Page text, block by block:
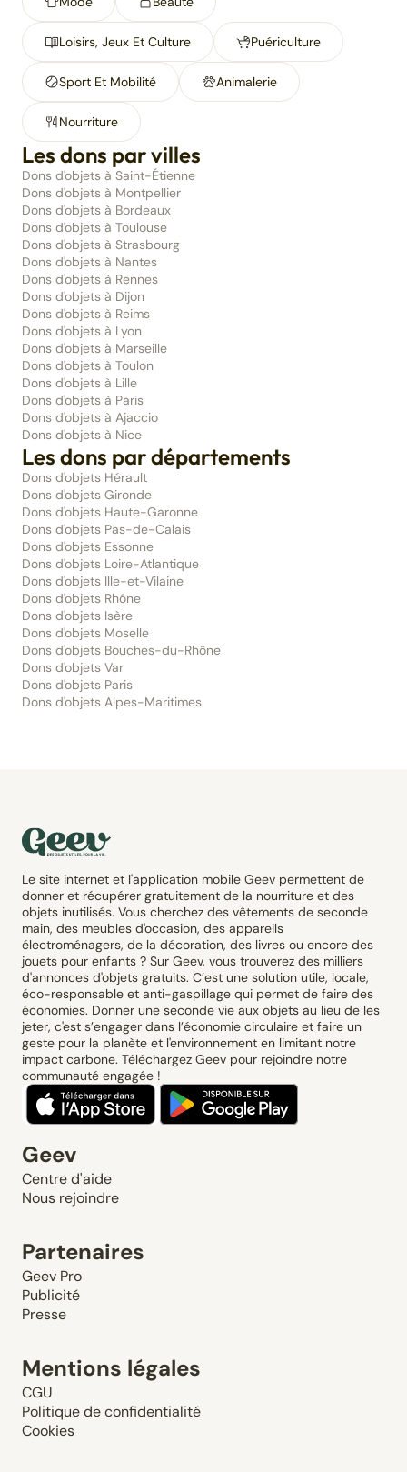
Loisirs, Jeux Et Culture Puériculture
Sport Et Mobilité Animalerie
Nourriture
Les dons par villes
Dons d'objets à Saint-Étienne
Dons d'objets à Montpellier
Dons d'objets à Bordeaux
Dons d'objets à Toulouse
Dons d'objets à Strasbourg
Dons d'objets à Nantes
Dons d'objets à Rennes
Dons d'objets à Dijon
Dons d'objets à Reims
Dons d'objets à Lyon
Dons d'objets à Marseille
Dons d'objets à Toulon
Dons d'objets à Lille
Dons d'objets à Paris
Dons d'objets à Ajaccio
Dons d'objets à Nice
Les dons par départements
Dons d'objets Hérault
Dons d'objets Gironde
Dons d'objets Haute-Garonne
Dons d'objets Pas-de-Calais
Dons d'objets Essonne
Dons d'objets Loire-Atlantique
Dons d'objets Ille-et-Vilaine
Dons d'objets Rhône
Dons d'objets Isère
Dons d'objets Moselle
Dons d'objets Bouches-du-Rhône
Dons d'objets Var
Dons d'objets Paris
Dons d'objets Alpes-Maritimes
Le site internet et l'application mobile Geev permettent de
donner et récupérer gratuitement de la nourriture et des
objets inutilisés. Vous cherchez des vêtements de seconde
main, des meubles d'occasion, des appareils
électroménagers, de la décoration, des livres ou encore des
jouets pour enfants ? Sur Geev, vous trouverez des milliers
d'annonces d'objets gratuits. C’est une solution utile, locale,
éco-responsable et anti-gaspillage qui permet de faire des
économies. Donner une seconde vie aux objets au lieu de les
jeter, c'est s’engager dans l’économie circulaire et faire un
geste pour la planète et l'environnement en limitant notre
impact carbone. Téléchargez Geev pour rejoindre notre
communauté engagée !
Geev
Centre d'aide
Nous rejoindre
Partenaires
Geev Pro
Publicité
Presse
Mentions légales
CGU
Politique de confidentialité
Cookies